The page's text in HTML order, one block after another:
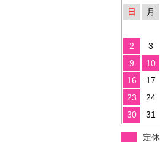
日
月
2
3
9
10
16
17
23
24
30
31
定